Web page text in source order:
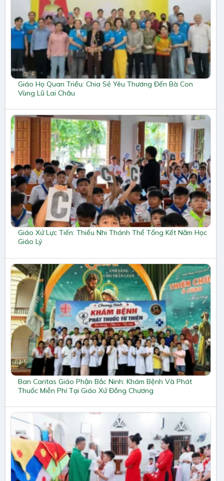
Giáo Họ Quan Triều: Chia Sẻ Yêu Thương Đến Bà Con
Vùng Lũ Lai Châu
Giáo Xứ Lực Tiến: Thiếu Nhi Thánh Thể Tổng Kết Năm Học
Giáo Lý
Ban Caritas Giáo Phận Bắc Ninh: Khám Bệnh Và Phát
Thuốc Miễn Phí Tại Giáo Xứ Đồng Chương